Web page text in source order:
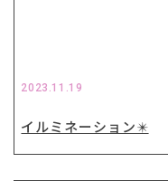
2023.11.19
イルミネーション✴️